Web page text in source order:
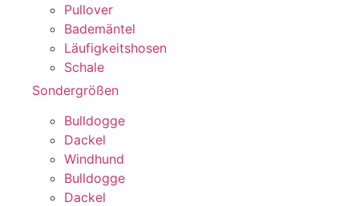
Pullover
Bademäntel
Läufigkeitshosen
Schale
Sondergrößen
Bulldogge
Dackel
Windhund
Bulldogge
Dackel